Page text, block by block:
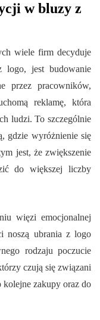
w bluzy z
wiele firm decyduje
logo, jest budowanie
przez pracowników,
reklamę, która
ludzi. To szczególnie
gdzie wyróżnienie się
jest, że zwiększenie
do większej liczby
więzi emocjonalnej
noszą ubrania z logo
rodzaju poczucie
czują się związani
kolejne zakupy oraz do